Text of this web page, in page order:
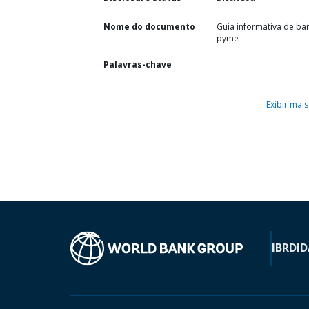
Nome do documento
Guia informativa de
pyme
Palavras-chave
Exibir mais
IBRD